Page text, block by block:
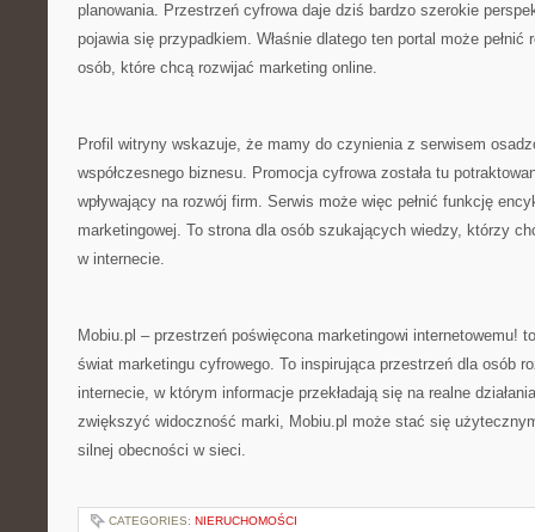
planowania. Przestrzeń cyfrowa daje dziś bardzo szerokie
pojawia się przypadkiem. Właśnie dlatego ten portal może pełnić
osób, które chcą rozwijać marketing online.
Profil witryny wskazuje, że mamy do czynienia z serwisem
współczesnego biznesu. Promocja cyfrowa została tu
wpływający na rozwój firm. Serwis może więc pełnić funkcję
marketingowej. To strona dla osób szukających wiedzy, którzy
w internecie.
Mobiu.pl – przestrzeń poświęcona marketingowi internetowemu!
świat marketingu cyfrowego. To inspirująca przestrzeń dla osób
internecie, w którym informacje przekładają się na realne
zwiększyć widoczność marki, Mobiu.pl może stać się
silnej obecności w sieci.
CATEGORIES: NIERUCHOMOŚCI